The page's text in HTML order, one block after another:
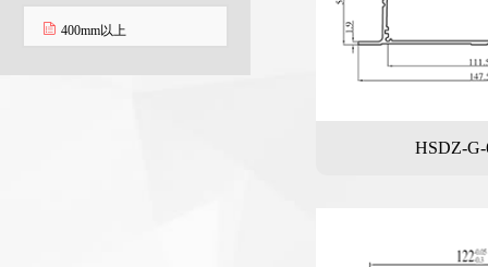
400mm以上
HSDZ-G-